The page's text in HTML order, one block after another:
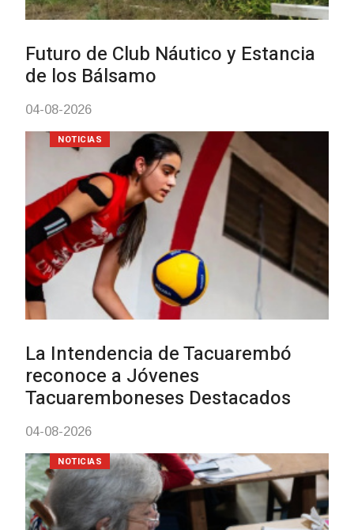
Turismo accesible para personas
mayores
vacunación contra el
meningococo
UTE hizo llamado laboral para
personas en situación de
discapacidad